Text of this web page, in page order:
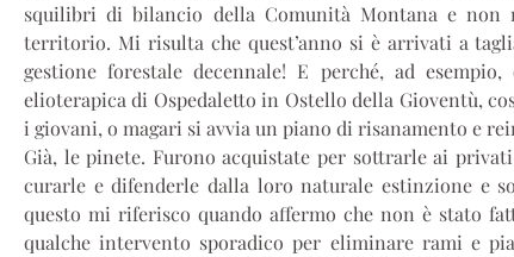
squilibri di bilancio della Comunità Montana e
territorio. Mi risulta che quest’anno si è arrivati a
gestione forestale decennale! E perché, ad
elioterapica di Ospedaletto in Ostello della Gioventù,
i giovani, o magari si avvia un piano di risanamento e
Già, le pinete. Furono acquistate per sottrarle ai
curarle e difenderle dalla loro naturale estinzione e
questo mi riferisco quando affermo che non è stato
qualche intervento sporadico per eliminare rami e